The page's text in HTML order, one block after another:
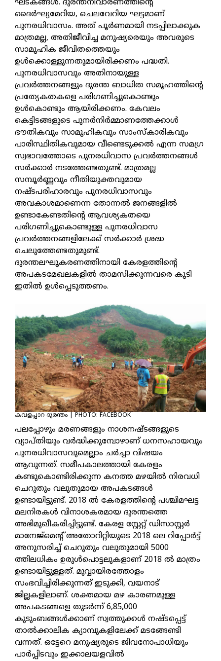
ഘടകങ്ങള്‍. ദുരന്തനിവാരണത്തിന്റെ
ദൈര്‍ഘ്യമേറിയ, ചെലവേറിയ ഘട്ടമാണ്
പുനരധിവാസം. അത് പൂര്‍ണമായി നടപ്പിലാക്കുക
മാത്രമല്ല, അതിജീവിച്ച മനുഷ്യരെയും അവരുടെ
സാമൂഹിക ജീവിതത്തെയും
ഉള്‍ക്കൊള്ളുന്നതുമായിരിക്കണം പദ്ധതി.
പുനരധിവാസവും അതിനായുള്ള
പ്രവര്‍ത്തനങ്ങളും ദുരന്ത ബാധിത സമൂഹത്തിന്റെ
പ്രത്യേകതകളെ പരിഗണിച്ചുകൊണ്ടും
ഉള്‍കൊണ്ടും ആയിരിക്കണം. കേവലം
കെട്ടിടങ്ങളുടെ പുനര്‍നിര്‍മ്മാണത്തേക്കാള്‍
ഭൗതികവും സാമൂഹികവും സാംസ്‌കാരികവും
പാരിസ്ഥിതികവുമായ വീണ്ടെടുക്കല്‍ എന്ന സമഗ്ര
സ്വഭാവത്തോടെ പുനരധിവാസ പ്രവര്‍ത്തനങ്ങള്‍
സര്‍ക്കാര്‍ നടത്തേണ്ടതുണ്ട്. മാത്രമല്ല
സമ്പൂര്‍ണ്ണവും നീതിയുക്തവുമായ
നഷ്ടപരിഹാരവും പുനരധിവാസവും
അവകാശമാണെന്ന തോന്നല്‍ ജനങ്ങളില്‍
ഉണ്ടാകേണ്ടതിന്റെ ആവശ്യകതയെ
പരിഗണിച്ചുകൊണ്ടുള്ള പുനരധിവാസ
പ്രവര്‍ത്തനങ്ങളിലേക്ക് സര്‍ക്കാര്‍ ശ്രദ്ധ
ചെലുത്തേണ്ടതുമുണ്ട്.
ദുരന്തലഘൂകരണത്തിനായി കേരളത്തിന്റെ
അപകടമേഖലകളില്‍ താമസിക്കുന്നവരെ കൂടി
ഇതില്‍ ഉള്‍പ്പെടുത്തണം.
കവളപ്പാറ ദുരന്തം | PHOTO: FACEBOOK
പലപ്പോഴും മരണങ്ങളും നാശനഷ്ടങ്ങളുടെ
വ്യാപ്തിയും വര്‍ദ്ധിക്കുമ്പോഴാണ് ധനസഹായവും
പുനരധിവാസവുമെല്ലാം ചര്‍ച്ചാ വിഷയം
ആവുന്നത്. സമീപകാലത്തായി കേരളം
കണ്ടുകൊണ്ടിരിക്കുന്ന കനത്ത മഴയില്‍ നിരവധി
ചെറുതും വലുതുമായ അപകടങ്ങള്‍
ഉണ്ടായിട്ടുണ്ട്. 2018 ല്‍ കേരളത്തിന്റെ പശ്ചിമഘട്ട
മലനിരകള്‍ വിനാശകരമായ ദുരന്തത്തെ
അഭിമുഖീകരിച്ചിട്ടുണ്ട്. കേരള സ്റ്റേറ്റ് ഡിസാസ്റ്റര്‍
മാനേജ്മെന്റ് അതോറിറ്റിയുടെ 2018 ലെ റിപ്പോര്‍ട്ട്
അനുസരിച്ച് ചെറുതും വലുതുമായി 5000
ത്തിലധികം ഉരുള്‍പൊട്ടലുകളാണ് 2018 ല്‍ മാത്രം
ഉണ്ടായിട്ടുള്ളത്. മുവ്വായിരത്തോളം
സംഭവിച്ചിരിക്കുന്നത് ഇടുക്കി, വയനാട്
ജില്ലകളിലാണ്. ശക്തമായ മഴ കാരണമുള്ള
അപകടങ്ങളെ തുടര്‍ന്ന് 6,85,000
കുടുംബങ്ങൾക്കാണ് സ്വത്തുക്കള്‍ നഷ്ടപ്പെട്ട്
താല്‍ക്കാലിക ക്യാമ്പുകളിലേക്ക് മടങ്ങേണ്ടി
വന്നത്. ഒട്ടേറെ മനുഷ്യരുടെ ജിവനോപാധിയും
പാര്‍പ്പിടവും ഇക്കാലയളവില്‍